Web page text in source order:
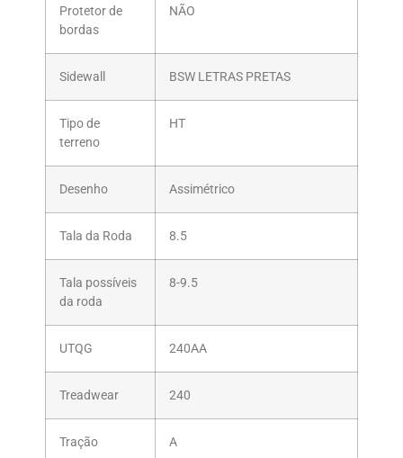
Protetor de
bordas
NÃO
Sidewall BSW LETRAS PRETAS
Tipo de
terreno
HT
Desenho Assimétrico
Tala da Roda 8.5
Tala possíveis
da roda
8-9.5
UTQG 240AA
Treadwear 240
Tração A